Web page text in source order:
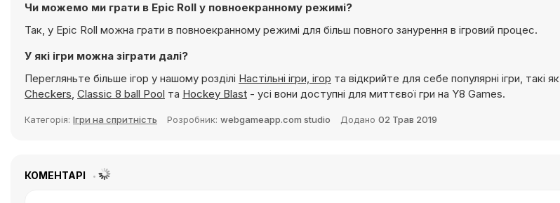
Чи можемо ми грати в Epic Roll у повноекранному режимі?
Так, у Epic Roll можна грати в повноекранному режимі для більш повного занурення в ігровий процес.
У які ігри можна зіграти далі?
Перегляньте більше ігор у нашому розділі Настільні ігри, ігор та відкрийте для себе популярні ігри, такі як
Checkers, Classic 8 ball Pool та Hockey Blast - усі вони доступні для миттєвої гри на Y8 Games.
Категорія: Ігри на спритність Розробник: webgameapp.com studio Додано 02 Трав 2019
КОМЕНТАРІ